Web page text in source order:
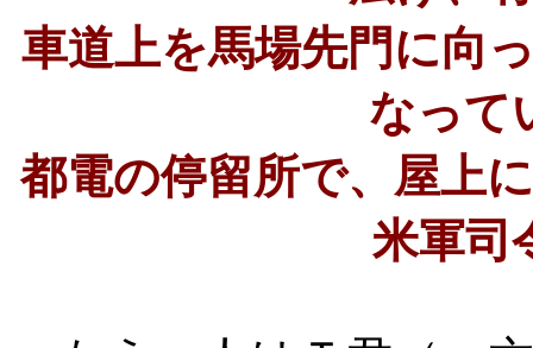
車道上を馬場先門に向
なって
都電の停留所で、屋上
米軍司